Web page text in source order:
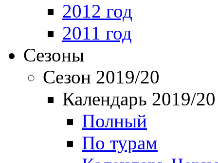
2012 год
2011 год
Сезоны
Сезон 2019/20
Календарь 2019/20
Полный
По турам